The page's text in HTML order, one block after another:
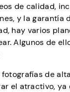
de calidad,
y la garantía
hay varios
Algunos de
fotografías de
el atractivo, ya